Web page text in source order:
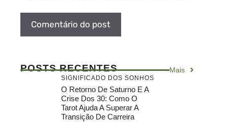
POSTS RECENTES Mais
SIGNIFICADO DOS SONHOS
O Retorno De Saturno E A
Crise Dos 30: Como O
Tarot Ajuda A Superar A
Transição De Carreira